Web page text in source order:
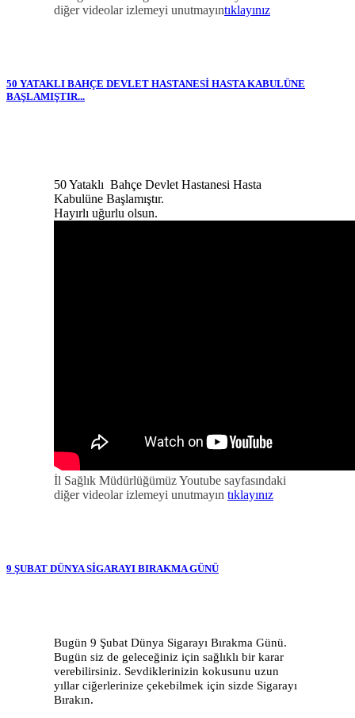
diğer videolar izlemeyi unutmayıntıklayınız
50 YATAKLI BAHÇE DEVLET HASTANESİ HASTA KABULÜNE
BAŞLAMIŞTIR...
50 Yataklı Bahçe Devlet Hastanesi Hasta
Kabulüne Başlamıştır.
Hayırlı uğurlu olsun.
İl Sağlık Müdürlüğümüz Youtube sayfasındaki
diğer videolar izlemeyi unutmayın tıklayınız
9 ŞUBAT DÜNYA SİGARAYI BIRAKMA GÜNÜ
Bugün 9 Şubat Dünya Sigarayı Bırakma Günü.
Bugün siz de geleceğiniz için sağlıklı bir karar
verebilirsiniz. Sevdiklerinizin kokusunu uzun
yıllar ciğerlerinize çekebilmek için sizde Sigarayı
Bırakın.